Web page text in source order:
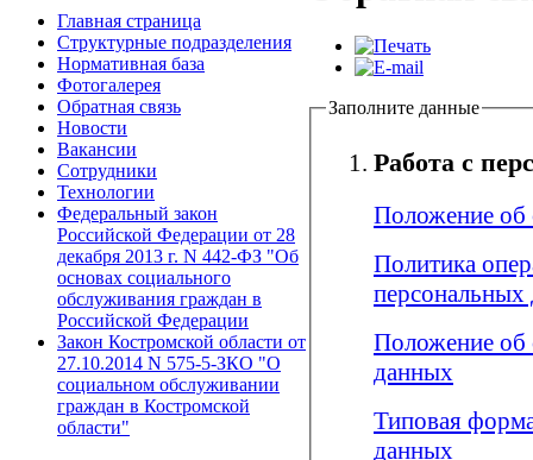
Главная страница
Структурные подразделения
Нормативная база
Фотогалерея
Обратная связь
Новости
Вакансии
Сотрудники
Технологии
Федеральный закон
Российской Федерации от 28
декабря 2013 г. N 442-ФЗ "Об
основах социального
обслуживания граждан в
Российской Федерации
Закон Костромской области от
27.10.2014 N 575-5-ЗКО "О
социальном обслуживании
граждан в Костромской
области"
Заполните данные
Работа с
Положение об
Политика
Положение об
данных
Типовая
данных